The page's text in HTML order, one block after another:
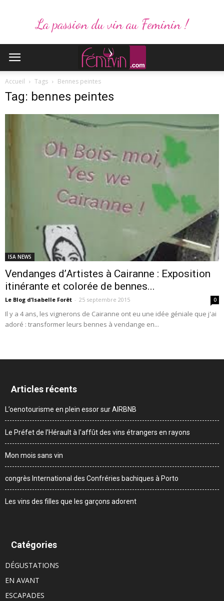
La passion du vin au Feminin !
Accueil Tags Bennes peintes
Tag: bennes peintes
ISA NEWS
Vendanges d’Artistes à Cairanne : Exposition
itinérante et colorée de bennes...
Le Blog d’Isabelle Forêt - 25 septembre 2015 0
Il y a 4 ans, les vignerons de Cairanne ont eu une idée géniale que j'ai
adoré : transformer leurs bennes à vendange en...
Articles récents
L’oenotourisme en plein essor sur AIRBNB
Le Préfet de l’Hérault à l’affût des vins étrangers en rayons
Mon mois sans vin
congrès International des Confréries bachiques à Porto
Les vins des filles que les garçons adorent
Catégories
DÉGUSTATIONS
EN AVANT
ESCAPADES